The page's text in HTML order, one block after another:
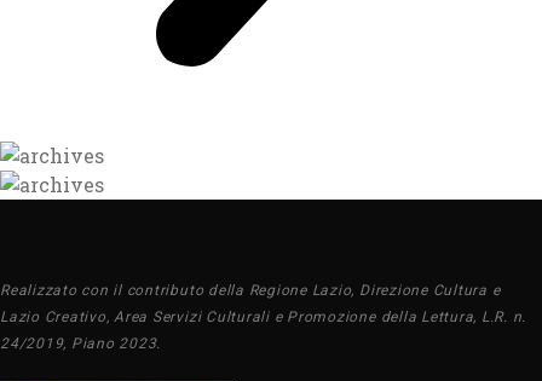
Realizzato con il contributo della Regione Lazio, Direzione Cultura e
Lazio Creativo, Area Servizi Culturali e Promozione della Lettura, L.R. n.
24/2019, Piano 2023.